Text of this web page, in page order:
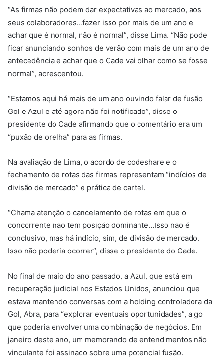
“As firmas não podem dar expectativas ao mercado, aos
seus colaboradores…fazer isso por mais de um ano e
achar que é normal, não é normal”, disse Lima. “Não pode
ficar anunciando sonhos de verão com mais de um ano de
antecedência e achar que o Cade vai olhar como se fosse
normal”, acrescentou.
“Estamos aqui há mais de um ano ouvindo falar de fusão
Gol e Azul e até agora não foi notificado”, disse o
presidente do Cade afirmando que o comentário era um
“puxão de orelha” para as firmas.
Na avaliação de Lima, o acordo de codeshare e o
fechamento de rotas das firmas representam “indícios de
divisão de mercado” e prática de cartel.
“Chama atenção o cancelamento de rotas em que o
concorrente não tem posição dominante…Isso não é
conclusivo, mas há indício, sim, de divisão de mercado.
Isso não poderia ocorrer”, disse o presidente do Cade.
No final de maio do ano passado, a Azul, que está em
recuperação judicial nos Estados Unidos, anunciou que
estava mantendo conversas com a holding controladora da
Gol, Abra, para “explorar eventuais oportunidades”, algo
que poderia envolver uma combinação de negócios. Em
janeiro deste ano, um memorando de entendimentos não
vinculante foi assinado sobre uma potencial fusão.